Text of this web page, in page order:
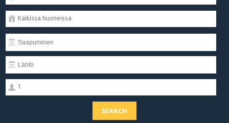
Kaikissa huoneissa
1
SEARCH